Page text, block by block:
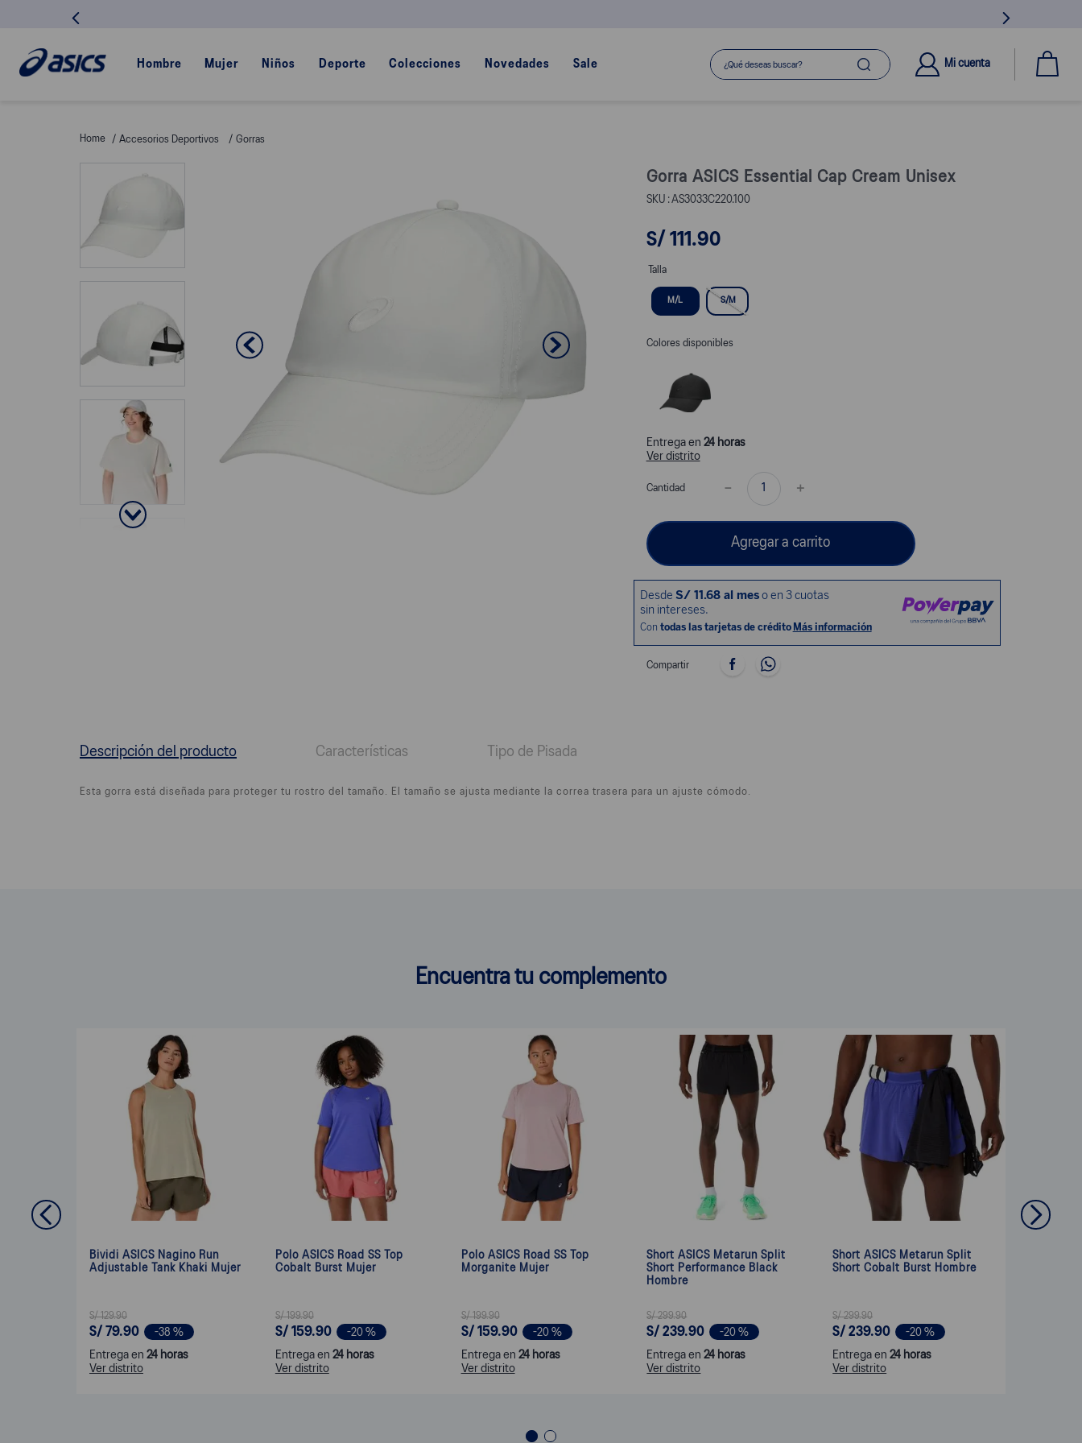
Hombre Mujer Niños Deporte Colecciones Novedades Sale
¿Qué deseas buscar?
Mi cuenta
Accesorios Deportivos Gorras
Gorra ASICS Essential Cap Cream Unisex
AS3033C220.100
S/ 111 .90
Talla
M/L S/M
Colores disponibles
Entrega en 24 horas
Ver distrito
Cantidad ＋
－
Agregar a carrito
Compartir
Descripción del producto Características Tipo de Pisada
Esta gorra está diseñada para proteger tu rostro del tamaño. El tamaño se ajusta mediante la correa trasera para un ajuste cómodo.
Encuentra tu complemento
Bividi ASICS Nagino Run
Adjustable Tank Khaki Mujer
S/ 129.90
S/ 79.90 -38 %
Entrega en 24 horas
Ver distrito
Polo ASICS Road SS Top
Cobalt Burst Mujer
S/ 199.90
S/ 159.90 -20 %
Entrega en 24 horas
Ver distrito
Polo ASICS Road SS Top
Morganite Mujer
S/ 199.90
S/ 159.90 -20 %
Entrega en 24 horas
Ver distrito
Short ASICS Metarun Split
Short Performance Black
Hombre
S/ 299.90
S/ 239.90 -20 %
Entrega en24 horas
Ver distrito
Short ASICS Metarun Split
Short Cobalt Burst Hombre
S/ 299.90
S/ 239.90 -20 %
Entrega en24 horas
Ver distrito